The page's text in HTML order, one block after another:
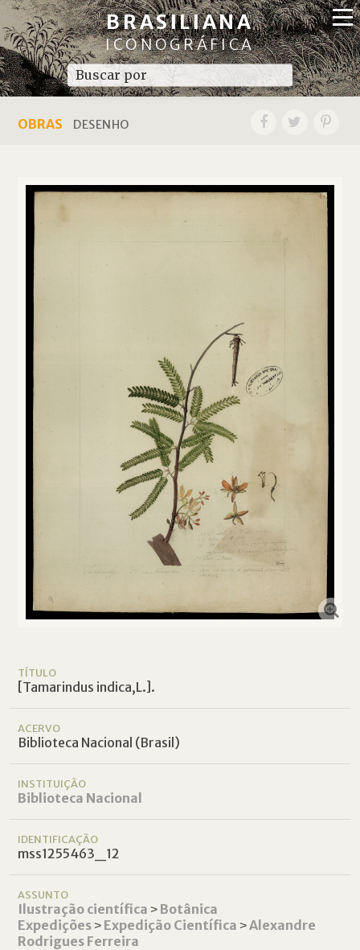
BRASILIANA
ICONOGRÁFICA
OBRAS DESENHO
TÍTULO
[Tamarindus indica,L.].
ACERVO
Biblioteca Nacional (Brasil)
INSTITUIÇÃO
Biblioteca Nacional
IDENTIFICAÇÃO
mss1255463_12
ASSUNTO
Ilustração científica ˃ Botânica
Expedições˃ Expedição Científica ˃Alexandre
Rodrigues Ferreira